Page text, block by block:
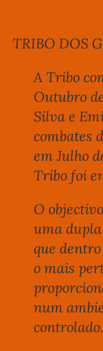
TRIBO DOS
A Tribo
Outubro
Silva e
combates
em Julho
Tribo foi
O
uma
que
o mais
num
controlado.